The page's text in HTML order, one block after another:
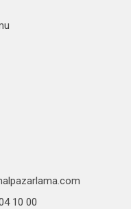
10 00